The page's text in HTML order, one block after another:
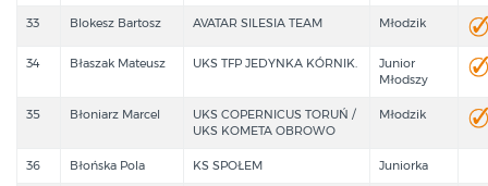
33 Blokesz Bartosz AVATAR SILESIA TEAM Młodzik
34 Błaszak Mateusz UKS TFP JEDYNKA KÓRNIK.
Junior
Młodszy
35 Błoniarz Marcel
UKS COPERNICUS TORUŃ /
UKS KOMETA OBROWO
Młodzik
36 Błońska Pola KS SPOŁEM Juniorka